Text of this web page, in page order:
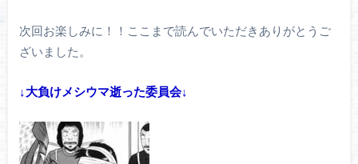
次回お楽しみに！！ここまで読んでいただきありがとうご
ざいました。
↓大負けメシウマ逝った委員会↓